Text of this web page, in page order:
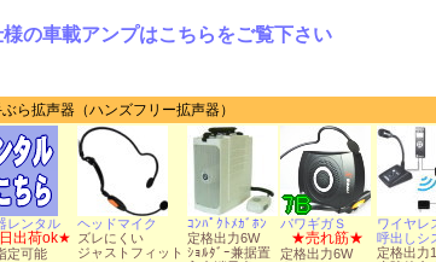
様の車載アンプはこちらをご覧下さい
ら拡声器（ハンズフリー拡声器）
レンタル
出荷ok★
定可能
ヘッドマイク
ズレにくい
ジャストフィット
ｺﾝﾊﾟｸﾄﾒｶﾞﾎﾝ
定格出力6W
ｼｮﾙﾀﾞｰ兼据置
パワギガＳ
★売れ筋★
定格出力6W
ワイヤレ
呼出しシ
定格出力